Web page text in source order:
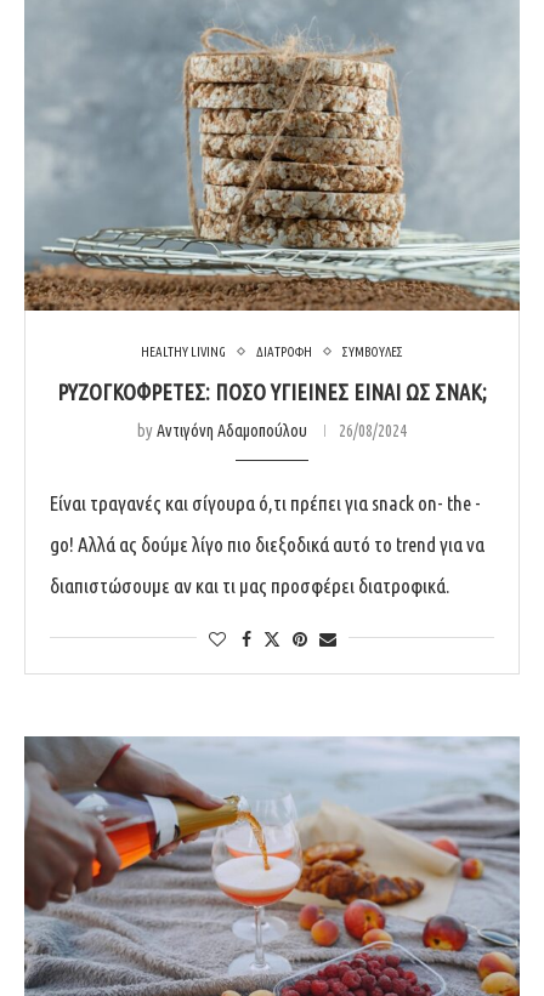
HEALTHY LIVING ΔΙΑΤΡΟΦΗ ΣΥΜΒΟΥΛΕΣ
ΡΥΖΟΓΚΟΦΡΕΤΕΣ: ΠΟΣΟ ΥΓΙΕΙΝΕΣ ΕΙΝΑΙ ΩΣ ΣΝΑΚ;
byΑντιγόνη Αδαμοπούλου 26/08/2024
Είναι τραγανές και σίγουρα ό,τι πρέπει για snack on- the -
go! Αλλά ας δούμε λίγο πιο διεξοδικά αυτό το trend για να
διαπιστώσουμε αν και τι μας προσφέρει διατροφικά.